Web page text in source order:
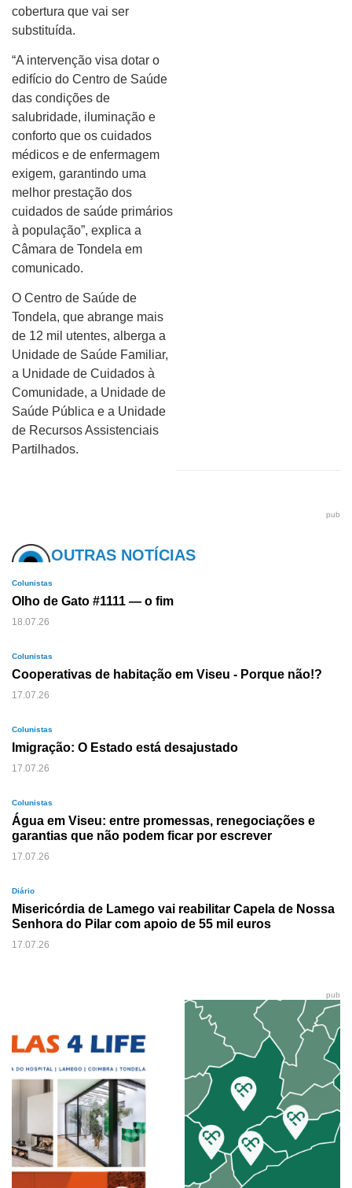
cobertura que vai ser
substituída.
“A intervenção visa dotar o
edifício do Centro de Saúde
das condições de
salubridade, iluminação e
conforto que os cuidados
médicos e de enfermagem
exigem, garantindo uma
melhor prestação dos
cuidados de saúde primários
à população”, explica a
Câmara de Tondela em
comunicado.
O Centro de Saúde de
Tondela, que abrange mais
de 12 mil utentes, alberga a
Unidade de Saúde Familiar,
a Unidade de Cuidados à
Comunidade, a Unidade de
Saúde Pública e a Unidade
de Recursos Assistenciais
Partilhados.
pub
OUTRAS NOTÍCIAS
Colunistas
Olho de Gato #1111 — o fim
18.07.26
Colunistas
Cooperativas de habitação em Viseu - Porque não!?
17.07.26
Colunistas
Imigração: O Estado está desajustado
17.07.26
Colunistas
Água em Viseu: entre promessas, renegociações e
garantias que não podem ficar por escrever
17.07.26
Diário
Misericórdia de Lamego vai reabilitar Capela de Nossa
Senhora do Pilar com apoio de 55 mil euros
17.07.26
pub